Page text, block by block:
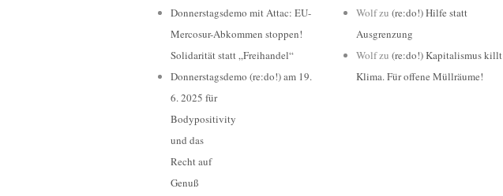
Donnerstagsdemo mit Attac: EU-
Mercosur-Abkommen stoppen!
Solidarität statt „Freihandel“
Donnerstagsdemo (re:do!) am 19.
6. 2025 für
Bodypositivity
und das
Recht auf
Genuß
Wolfzu (re:do!) Hilfe statt
Ausgrenzung
Wolfzu (re:do!) Kapitalismus killt
Klima. Für offene Müllräume!